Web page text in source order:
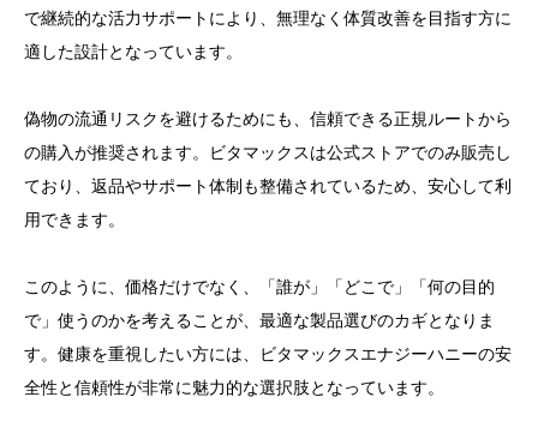
で継続的な活力サポートにより、無理なく体質改善を目指す方に
適した設計となっています。
偽物の流通リスクを避けるためにも、信頼できる正規ルートから
の購入が推奨されます。ビタマックスは公式ストアでのみ販売し
ており、返品やサポート体制も整備されているため、安心して利
用できます。
このように、価格だけでなく、「誰が」「どこで」「何の目的
で」使うのかを考えることが、最適な製品選びのカギとなりま
す。健康を重視したい方には、ビタマックスエナジーハニーの安
全性と信頼性が非常に魅力的な選択肢となっています。